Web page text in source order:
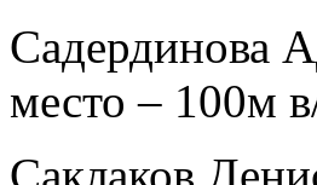
Садердинова
место – 100м
Саклаков